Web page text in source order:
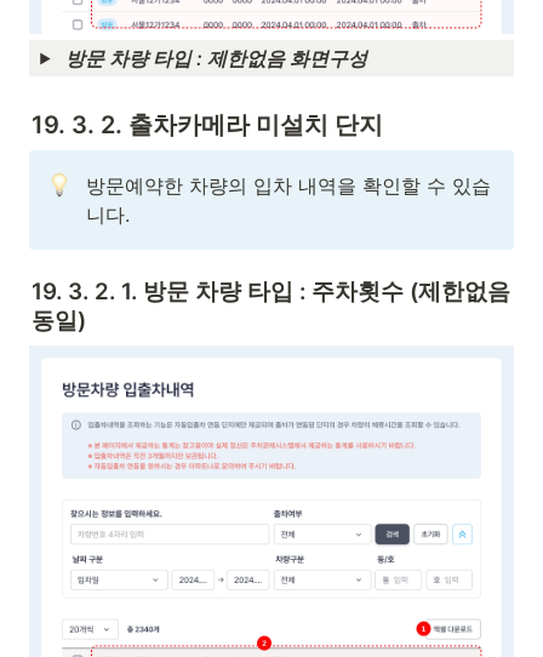
방문 차량 타입 : 제한없음 화면구성
19. 3. 2. 출차카메라 미설치 단지
방문예약한 차량의 입차 내역을 확인할 수 있습
니다.
19. 3. 2. 1. 방문 차량 타입 : 주차횟수 (제한없음
동일)